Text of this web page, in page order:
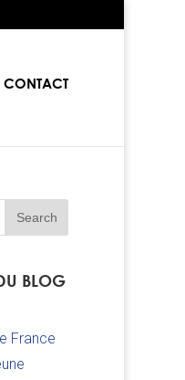
CONTACT
BLOG
France